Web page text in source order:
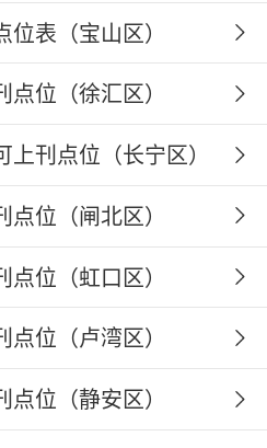
表（宝山区）
位（徐汇区）
刊点位（长宁区）
位（闸北区）
位（虹口区）
位（卢湾区）
位（静安区）